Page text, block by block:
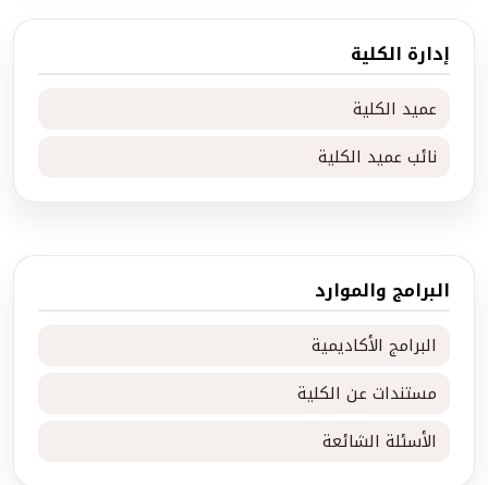
إدارة الكلية
عميد الكلية
نائب عميد الكلية
البرامج والموارد
البرامج الأكاديمية
مستندات عن الكلية
الأسئلة الشائعة